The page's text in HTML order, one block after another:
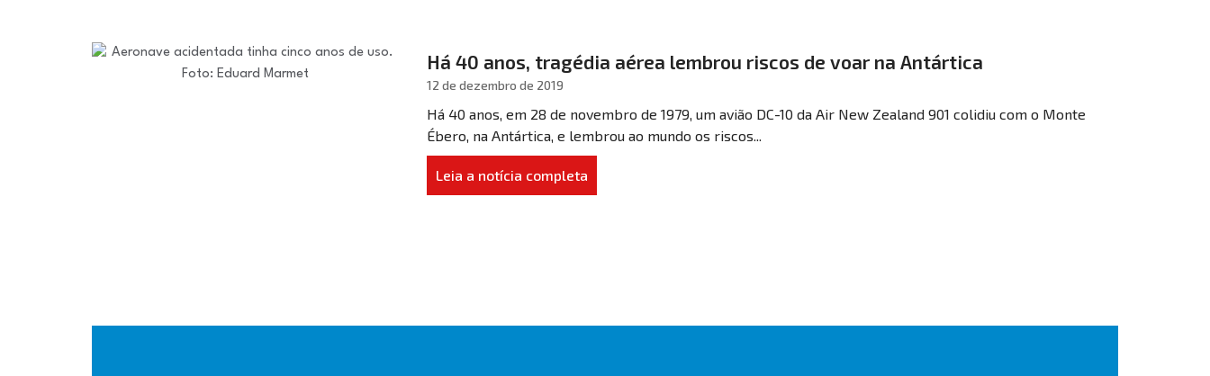
Há 40 anos, tragédia aérea lembrou riscos de voar na Antártica
12 de dezembro de 2019
Há 40 anos, em 28 de novembro de 1979, um avião DC-10 da Air New Zealand 901 colidiu com o Monte
Ébero, na Antártica, e lembrou ao mundo os riscos...
Leia a notícia completa